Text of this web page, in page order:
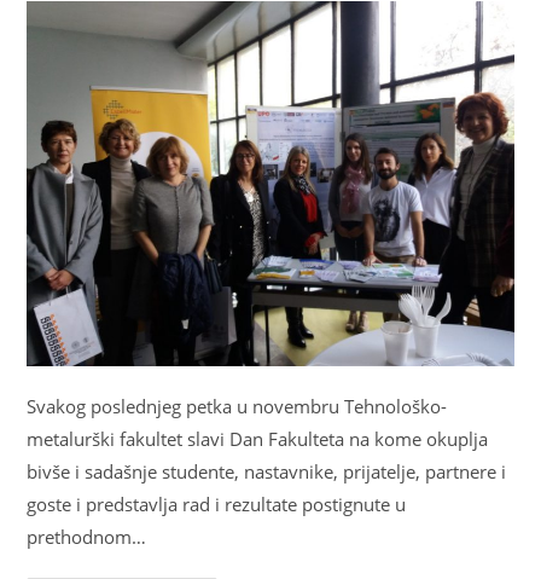
Svakog poslednjeg petka u novembru Tehnološko-
metalurški fakultet slavi Dan Fakulteta na kome okuplja
bivše i sadašnje studente, nastavnike, prijatelje, partnere i
goste i predstavlja rad i rezultate postignute u
prethodnom…